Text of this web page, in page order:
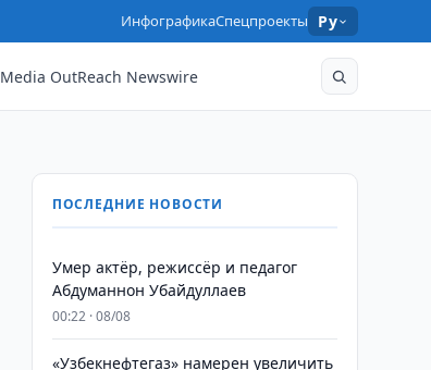
ИнфографикаСпецпроекты Ру
Media OutReach Newswire
ПОСЛЕДНИЕ НОВОСТИ
Умер актёр, режиссёр и педагог
Абдуманнон Убайдуллаев
00:22 · 08/08
«Узбекнефтегаз» намерен увеличить